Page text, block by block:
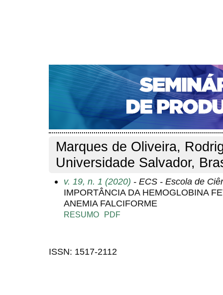
CAPA SOBRE ACESSO
NOTÍCIAS
PORTAL DE REVISTAS DA UNIFACS
Pesquisa > Perfil do autor
Perfil do autor
Marques de Oliveira,
Universidade Salvador,
v. 19, n. 1 (2020) - ECS - Escola de
IMPORTÂNCIA DA HEMOGLOBINA
ANEMIA FALCIFORME
RESUMO PDF
ISSN: 1517-2112